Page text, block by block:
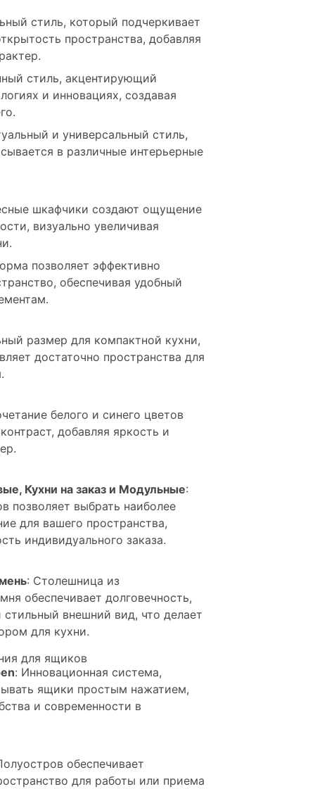
стиль, который подчеркивает
пространства, добавляя
стиль, акцентирующий
и инновациях, создавая
и универсальный стиль,
в различные интерьерные
шкафчики создают ощущение
визуально увеличивая
позволяет эффективно
обеспечивая удобный
размер для компактной кухни,
достаточно пространства для
белого и синего цветов
добавляя яркость и
Кухни на заказ и Модульные:
позволяет выбрать наиболее
для вашего пространства,
индивидуального заказа.
: Столешница из
обеспечивает долговечность,
стильный внешний вид, что делает
для кухни.
для ящиков
: Инновационная система,
ящики простым нажатием,
и современности в
обеспечивает
для работы или приема